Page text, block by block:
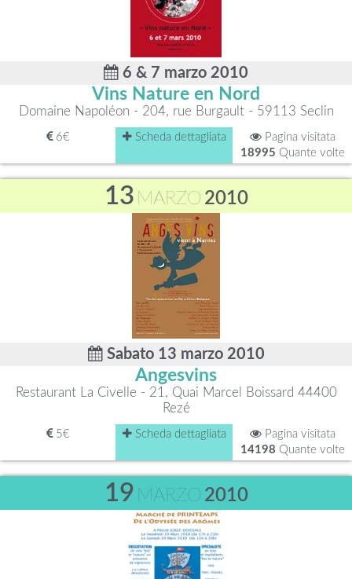
6 & 7 marzo 2010
Vins Nature en Nord
Domaine Napoléon - 204, rue Burgault - 59113 Seclin
6€ Scheda dettagliata
Pagina visitata
18995 Quante volte
13 MARZO 2010
Sabato 13 marzo 2010
Angesvins
Restaurant La Civelle - 21, Quai Marcel Boissard 44400
Rezé
5€ Scheda dettagliata
Pagina visitata
14198 Quante volte
19 MARZO 2010